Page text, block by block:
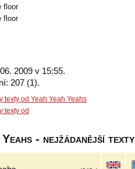
floor
floor
2009 v 15:55.
207 (1).
texty od Yeah Yeah Yeahs
texty od
Yeahs - nejžádanější texty